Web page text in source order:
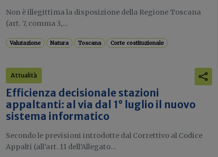
Non è illegittima la disposizione della Regione Toscana
(art. 7, comma 3,...
Valutazione Natura Toscana Corte costituzionale
Attualità
Efficienza decisionale stazioni
appaltanti: al via dal 1° luglio il nuovo
sistema informatico
Secondo le previsioni introdotte dal Correttivo al Codice
Appalti (all’art. 11 dell’Allegato...